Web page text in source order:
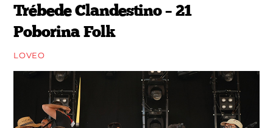
Trébede Clandestino – 21
Poborina Folk
LOVEO